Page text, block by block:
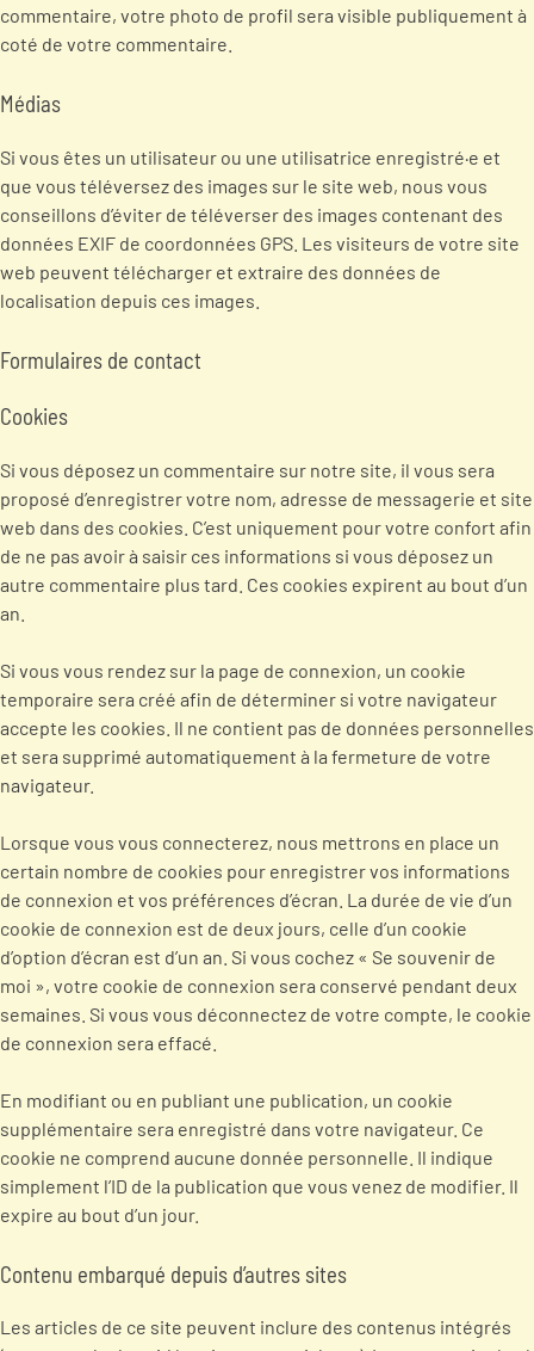
commentaire, votre photo de profil sera visible publiquement à
coté de votre commentaire.
Médias
Si vous êtes un utilisateur ou une utilisatrice enregistré·e et
que vous téléversez des images sur le site web, nous vous
conseillons d’éviter de téléverser des images contenant des
données EXIF de coordonnées GPS. Les visiteurs de votre site
web peuvent télécharger et extraire des données de
localisation depuis ces images.
Formulaires de contact
Cookies
Si vous déposez un commentaire sur notre site, il vous sera
proposé d’enregistrer votre nom, adresse de messagerie et site
web dans des cookies. C’est uniquement pour votre confort afin
de ne pas avoir à saisir ces informations si vous déposez un
autre commentaire plus tard. Ces cookies expirent au bout d’un
an.
Si vous vous rendez sur la page de connexion, un cookie
temporaire sera créé afin de déterminer si votre navigateur
accepte les cookies. Il ne contient pas de données personnelles
et sera supprimé automatiquement à la fermeture de votre
navigateur.
Lorsque vous vous connecterez, nous mettrons en place un
certain nombre de cookies pour enregistrer vos informations
de connexion et vos préférences d’écran. La durée de vie d’un
cookie de connexion est de deux jours, celle d’un cookie
d’option d’écran est d’un an. Si vous cochez « Se souvenir de
moi », votre cookie de connexion sera conservé pendant deux
semaines. Si vous vous déconnectez de votre compte, le cookie
de connexion sera effacé.
En modifiant ou en publiant une publication, un cookie
supplémentaire sera enregistré dans votre navigateur. Ce
cookie ne comprend aucune donnée personnelle. Il indique
simplement l’ID de la publication que vous venez de modifier. Il
expire au bout d’un jour.
Contenu embarqué depuis d’autres sites
Les articles de ce site peuvent inclure des contenus intégrés